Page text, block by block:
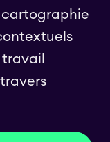
cartographie